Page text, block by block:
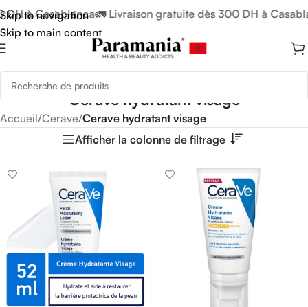
Skip to navigation
Skip to main content
à Casablanca🚛 Livraison gratuite dès 300 DH à
Cerave hydratant visage
Accueil/Cerave/Cerave hydratant visage
Afficher la colonne de filtrage